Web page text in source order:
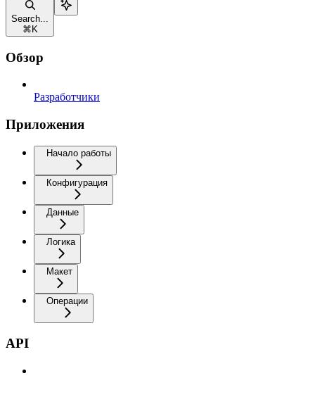
Search...
⌘ K
Обзор
Разработчики
Приложения
Начало работы
Конфигурация
Данные
Логика
Макет
Операции
API